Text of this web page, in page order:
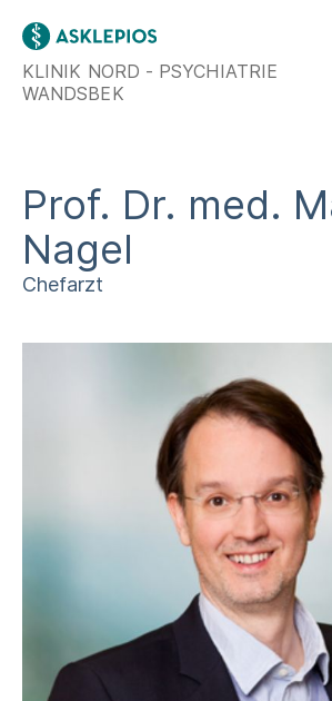
KLINIK NORD - PSYCHIATRIE
WANDSBEK
Prof. Dr. med.
Nagel
Chefarzt